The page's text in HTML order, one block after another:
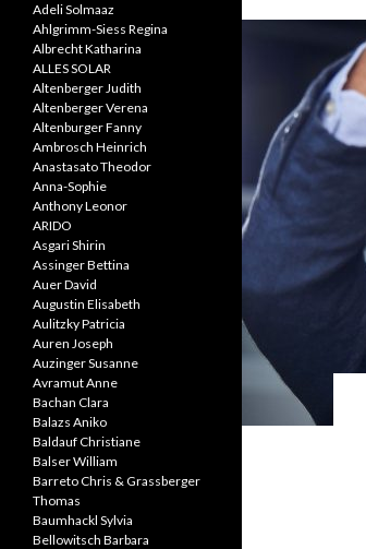
Adeli Solmaaz
Ahlgrimm-Siess Regina
Albrecht Katharina
ALLES SOLAR
Altenberger Judith
Altenberger Verena
Altenburger Fanny
Ambrosch Heinrich
Anastasato Theodor
Anna-Sophie
Anthony Leonor
ARIDO
Asgari Shirin
Assinger Bettina
Auer David
Augustin Elisabeth
Aulitzky Patricia
Auren Joseph
Auzinger Susanne
Avramut Anne
Bachan Clara
Balazs Aniko
Baldauf Christiane
Balser William
Barreto Chris & Grassberger
Thomas
Baumhackl Sylvia
Bellowitsch Barbara